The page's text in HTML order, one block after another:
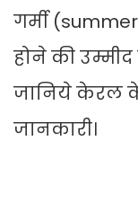
गर्मी
होने की
जानिये केरल
जानकारी।